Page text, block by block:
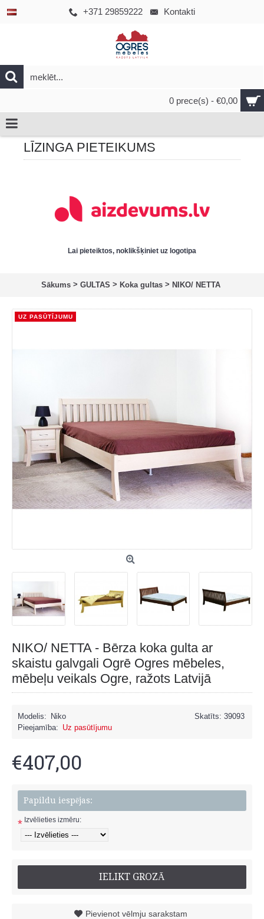
+371 29859222 Kontakti
0 prece(s) - €0,00
LĪZINGA PIETEIKUMS
Lai pieteiktos, noklikšķiniet uz logotipa
Sākums > GULTAS > Koka gultas > NIKO/ NETTA
UZ PASŪTĪJUMU
NIKO/ NETTA - Bērza koka gulta ar
skaistu galvgali Ogrē Ogres mēbeles,
mēbeļu veikals Ogre, ražots Latvijā
Skatīts: 39093
Modelis:
Niko
Pieejamība: Uz pasūtījumu
€407,00
Papildu iespējas:
* Izvēlieties izmēru:
IELIKT GROZĀ
Pievienot vēlmju sarakstam